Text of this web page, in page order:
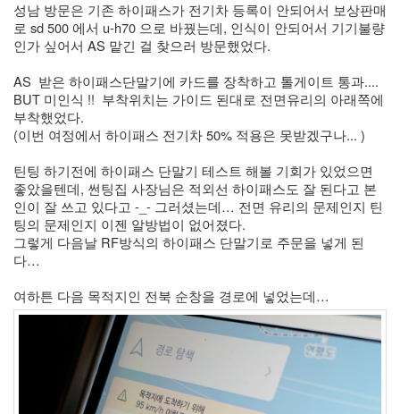
성남 방문은 기존 하이패스가 전기차 등록이 안되어서 보상판매
로 sd 500 에서 u-h70 으로 바꿨는데, 인식이 안되어서 기기불량
인가 싶어서 AS 맡긴 걸 찾으러 방문했었다.
AS  받은 하이패스단말기에 카드를 장착하고 톨게이트 통과....
BUT 미인식 !!  부착위치는 가이드 된대로 전면유리의 아래쪽에
부착했었다.
(이번 여정에서 하이패스 전기차 50% 적용은 못받겠구나... )
틴팅 하기전에 하이패스 단말기 테스트 해볼 기회가 있었으면
좋았을텐데, 썬팅집 사장님은 적외선 하이패스도 잘 된다고 본
인이 잘 쓰고 있다고 -_- 그러셨는데… 전면 유리의 문제인지 틴
팅의 문제인지 이젠 알방법이 없어졌다.
그렇게 다음날 RF방식의 하이패스 단말기로 주문을 넣게 된
다…
여하튼 다음 목적지인 전북 순창을 경로에 넣었는데…